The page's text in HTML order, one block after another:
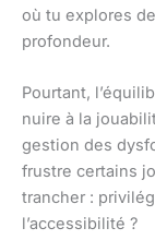
où tu explores
profondeur.
Pourtant,
nuire à la
gestion des
frustre certains
trancher :
l’accessibilité ?